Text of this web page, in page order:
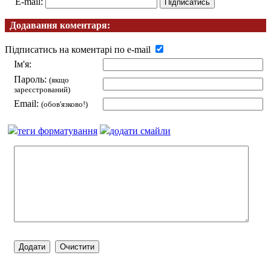
Додавання коментаря:
Підписатись на коментарі по e-mail
Ім'я:
Пароль: (якщо
зареєстрований)
Email: (обов'язково!)
теги форматування додати смайли